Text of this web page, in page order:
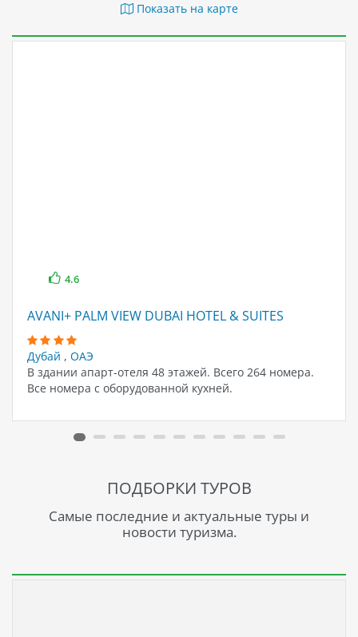
Показать на карте
4.6
AVANI+ PALM VIEW DUBAI HOTEL & SUITES
Дубай , ОАЭ
В здании апарт-отеля 48 этажей. Всего 264 номера.
Все номера с оборудованной кухней.
ПОДБОРКИ ТУРОВ
Самые последние и актуальные туры и
новости туризма.